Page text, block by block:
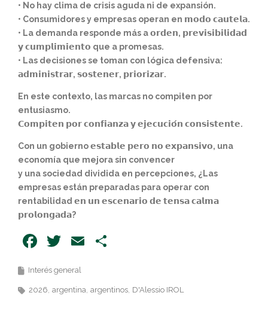
• No hay clima de crisis aguda ni de expansión.
• Consumidores y empresas operan en 𝗺𝗼𝗱𝗼 𝗰𝗮𝘂𝘁𝗲𝗹𝗮.
• La demanda responde más a 𝗼𝗿𝗱𝗲𝗻, 𝗽𝗿𝗲𝘃𝗶𝘀𝗶𝗯𝗶𝗹𝗶𝗱𝗮𝗱
𝘆 𝗰𝘂𝗺𝗽𝗹𝗶𝗺𝗶𝗲𝗻𝘁𝗼 que a promesas.
• Las decisiones se toman con lógica defensiva:
𝗮𝗱𝗺𝗶𝗻𝗶𝘀𝘁𝗿𝗮𝗿, 𝘀𝗼𝘀𝘁𝗲𝗻𝗲𝗿, 𝗽𝗿𝗶𝗼𝗿𝗶𝘇𝗮𝗿.
En este contexto, las marcas no compiten por
entusiasmo.
𝗖𝗼𝗺𝗽𝗶𝘁𝗲𝗻 𝗽𝗼𝗿 𝗰𝗼𝗻𝗳𝗶𝗮𝗻𝘇𝗮 𝘆 𝗲𝗷𝗲𝗰𝘂𝗰𝗶𝗼́𝗻 𝗰𝗼𝗻𝘀𝗶𝘀𝘁𝗲𝗻𝘁𝗲.
Con un gobierno 𝗲𝘀𝘁𝗮𝗯𝗹𝗲 𝗽𝗲𝗿𝗼 𝗻𝗼 𝗲𝘅𝗽𝗮𝗻𝘀𝗶𝘃𝗼, una
economía que mejora sin convencer
y una sociedad dividida en percepciones, ¿Las
empresas están preparadas para operar con
rentabilidad 𝗲𝗻 𝘂𝗻 𝗲𝘀𝗰𝗲𝗻𝗮𝗿𝗶𝗼 𝗱𝗲 𝘁𝗲𝗻𝘀𝗮 𝗰𝗮𝗹𝗺𝗮
𝗽𝗿𝗼𝗹𝗼𝗻𝗴𝗮𝗱𝗮?
Facebook
Twitter
Email
Interés general
2026 argentina argentinos D'Alessio IROL